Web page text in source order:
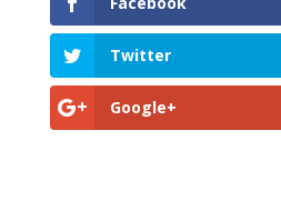
Twitter
Google+